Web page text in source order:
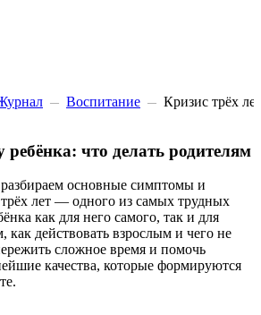
Воспитание Кризис трёх
ребёнка: что делать родителям
основные симптомы и
лет — одного из самых трудных
как для него самого, так и для
как действовать взрослым и чего не
сложное время и помочь
качества, которые формируются